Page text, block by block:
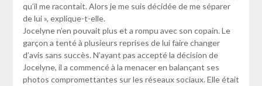
qu’il me racontait. Alors je me suis décidée de me séparer
de lui », explique-t-elle.
Jocelyne n’en pouvait plus et a rompu avec son copain. Le
garçon a tenté à plusieurs reprises de lui faire changer
d’avis sans succès. N’ayant pas accepté la décision de
Jocelyne, il a commencé à la menacer en balançant ses
photos compromettantes sur les réseaux sociaux. Elle était